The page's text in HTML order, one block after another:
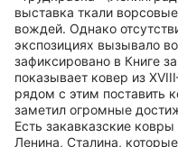
выставка ткали
вождей. Однако
экспозициях вызывало
зафиксировано в Книге
показывает ковер из
рядом с этим поставить
заметил огромные
Есть закавказские
Ленина, Сталина,